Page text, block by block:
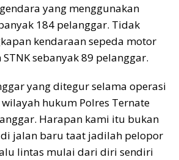
yang menggunakan
184 pelanggar. Tidak
kendaraan sepeda motor
sebanyak 89 pelanggar.
yang ditegur selama operasi
wilayah hukum Polres Ternate
Harapan kami itu bukan
jalan baru taat jadilah pelopor
lintas mulai dari diri sendiri